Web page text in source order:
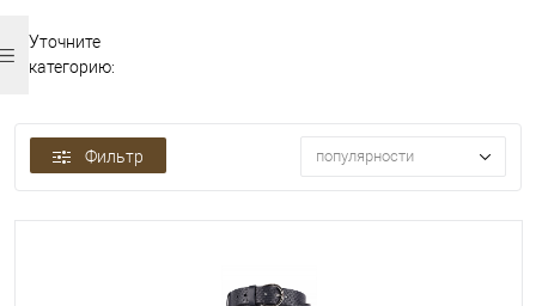
Уточните
категорию:
Фильтр популярности